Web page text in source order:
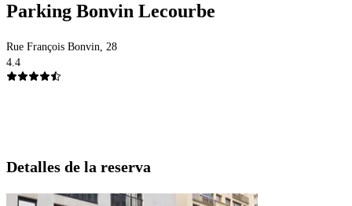
Parking Bonvin Lecourbe
Rue François Bonvin, 28
4.4
Detalles de la reserva